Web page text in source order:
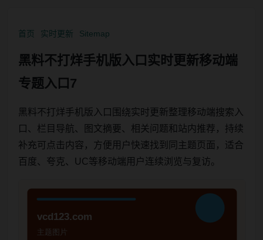
首页 实时更新 Sitemap
黑料不打烊手机版入口实时更新移动端
专题入口7
黑料不打烊手机版入口围绕实时更新整理移动端搜索入
口、栏目导航、图文摘要、相关问题和站内推荐，持续
补充可点击内容，方便用户快速找到同主题页面，适合
百度、夸克、UC等移动端用户连续浏览与复访。